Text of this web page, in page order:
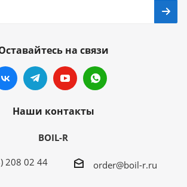
на связи
Наши контакты
BOIL-R
208 02 44 order@boil-r.ru